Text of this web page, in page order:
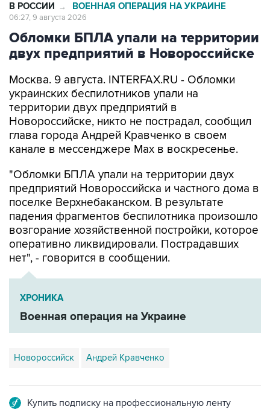
В РОССИИ → ВОЕННАЯ ОПЕРАЦИЯ НА УКРАИНЕ
06:27, 9 августа 2026
Обломки БПЛА упали на территории
двух предприятий в Новороссийске
Москва. 9 августа. INTERFAX.RU - Обломки
украинских беспилотников упали на
территории двух предприятий в
Новороссийске, никто не пострадал, сообщил
глава города Андрей Кравченко в своем
канале в мессенджере Max в воскресенье.
"Обломки БПЛА упали на территории двух
предприятий Новороссийска и частного дома в
поселке Верхнебаканском. В результате
падения фрагментов беспилотника произошло
возгорание хозяйственной постройки, которое
оперативно ликвидировали. Пострадавших
нет", - говорится в сообщении.
ХРОНИКА
Военная операция на Украине
Новороссийск Андрей Кравченко
Купить подписку на профессиональную ленту